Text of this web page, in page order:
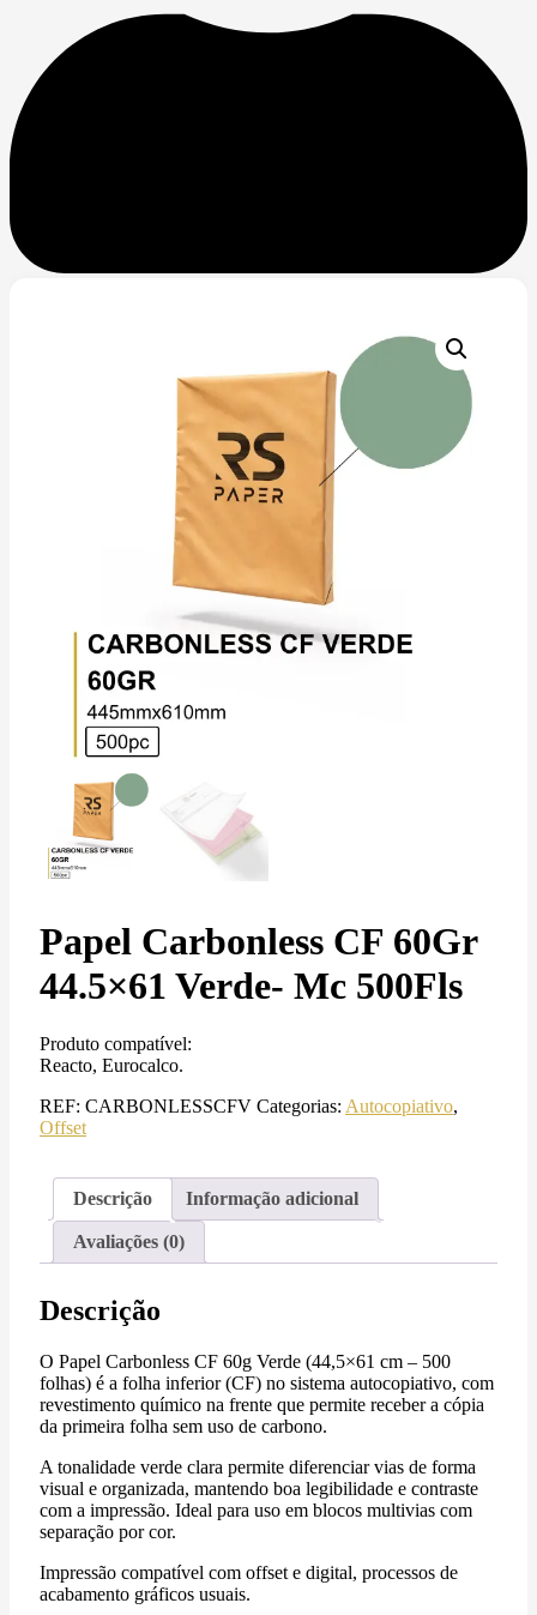
Papel Carbonless CF 60Gr
44.5×61 Verde- Mc 500Fls
Produto compatível:
Reacto, Eurocalco.
REF: CARBONLESSCFV Categorias: Autocopiativo,
Offset
Descrição Informação adicional
Avaliações (0)
Descrição
O Papel Carbonless CF 60g Verde (44,5×61 cm – 500
folhas) é a folha inferior (CF) no sistema autocopiativo, com
revestimento químico na frente que permite receber a cópia
da primeira folha sem uso de carbono.
A tonalidade verde clara permite diferenciar vias de forma
visual e organizada, mantendo boa legibilidade e contraste
com a impressão. Ideal para uso em blocos multivias com
separação por cor.
Impressão compatível com offset e digital, processos de
acabamento gráficos usuais.